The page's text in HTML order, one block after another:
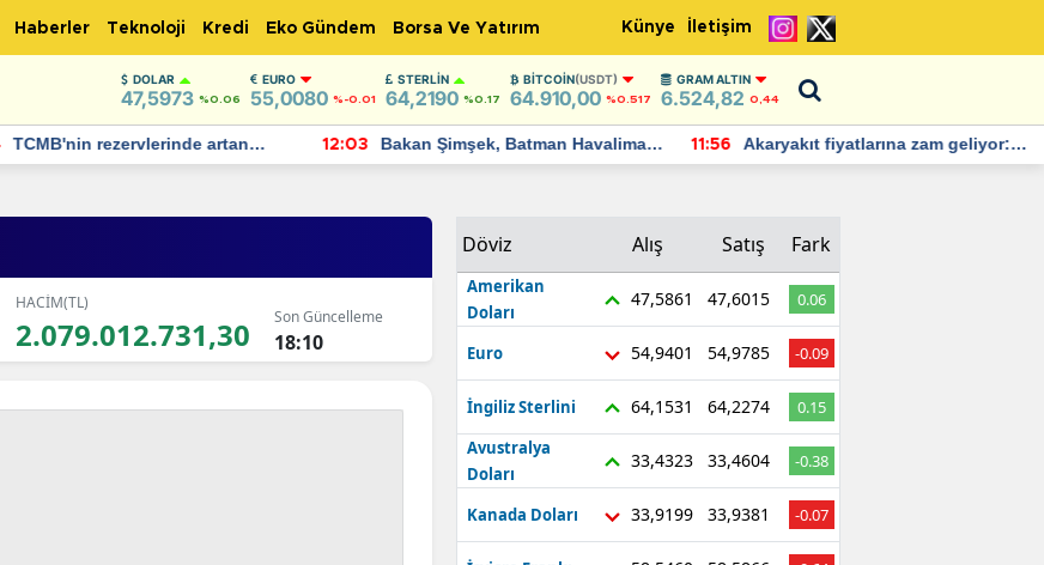
Haberler Teknoloji Kredi Eko Gündem Borsa Ve Yatırım Künye İletişim
DOLAR
47,5973 %0.06
EURO
55,0080 %-0.01
STERLIN
64,2190 %0.17
BITCOIN(USDT)
64.910,00 %0.517
GRAM ALTIN
6.524,82 0,44
TCMB'nin rezervlerinde artan
momentum devam ediyor
12:03
Bakan Şimşek, Batman Havalimanı
için umut verici açıklamalarda
11:56
Akaryakıt fiyatlarına zam geliyor:
Yeni tarih açıklandı
HACİM(TL)
2.079.012.731,30 Son Güncelleme
18:10
Döviz Alış Satış Fark
Amerikan
Doları
47,5861 47,6015 0.06
Euro 54,9401 54,9785 -0.09
İngiliz Sterlini 64,1531 64,2274
0.15
Avustralya
Doları
33,4323 33,4604 -0.38
Kanada Doları 33,9199 33,9381 -0.07